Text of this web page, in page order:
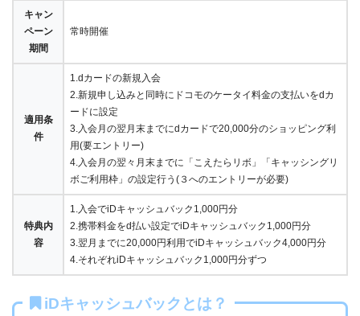
キャン
ペーン
期間
常時開催
適用条
件
1.dカードの新規入会
2.新規申し込みと同時にドコモのケータイ料金の支払いをdカ
ードに設定
3.入会月の翌月末までにdカードで20,000分のショッピング利
用(要エントリー)
4.入会月の翌々月末までに「こえたらリボ」「キャッシングリ
ボご利用枠」の設定行う(３へのエントリーが必要)
特典内
容
1.入会でiDキャッシュバック1,000円分
2.携帯料金をd払い設定でiDキャッシュバック1,000円分
3.翌月までに20,000円利用でiDキャッシュバック4,000円分
4.それぞれiDキャッシュバック1,000円分ずつ
iDキャッシュバックとは？